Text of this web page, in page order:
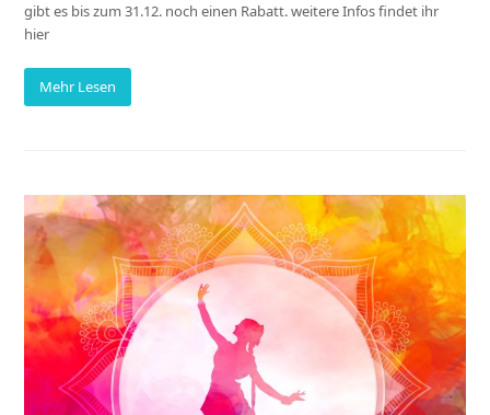
gibt es bis zum 31.12. noch einen Rabatt. weitere Infos findet ihr
hier
Mehr Lesen